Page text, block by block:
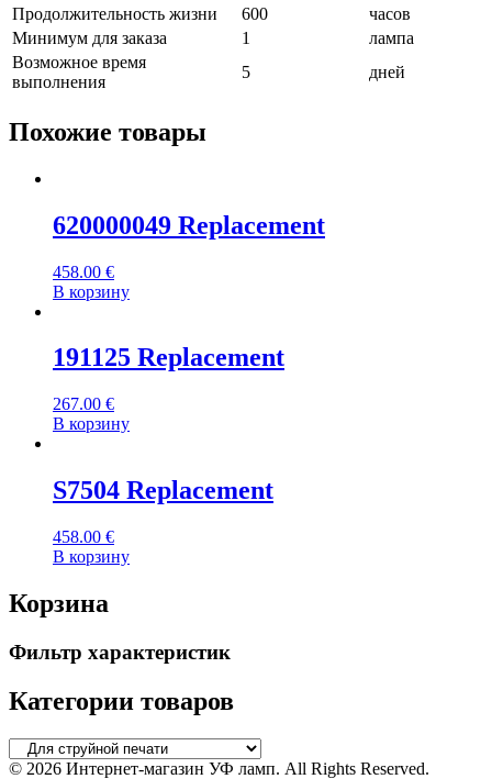
Продолжительность жизни
600
часов
Минимум для заказа
1
лампа
Возможное время
выполнения
5 дней
Похожие товары
620000049 Replacement
458.00 €
В корзину
191125 Replacement
267.00 €
В корзину
S7504 Replacement
458.00 €
В корзину
Корзина
Фильтр характеристик
Категории товаров
© 2026 Интернет-магазин УФ ламп. All Rights Reserved.